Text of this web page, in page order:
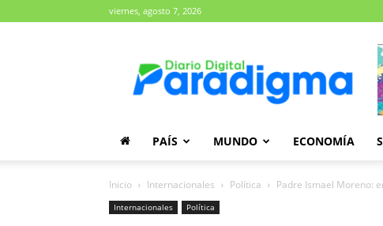
viernes, agosto 7, 2026
Paradigma
PAÍS MUNDO ECONOMÍA
Inicio Internacionales Política Padre Ismael Moreno:
Internacionales Política